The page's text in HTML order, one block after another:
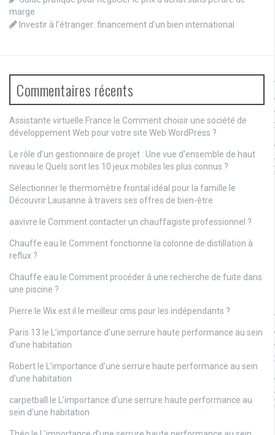
marge
Investir à l’étranger: financement d’un bien international
Commentaires récents
Assistante virtuelle France le Comment choisir une société de
développement Web pour votre site Web WordPress ?
Le rôle d'un gestionnaire de projet : Une vue d'ensemble de haut
niveau le Quels sont les 10 jeux mobiles les plus connus ?
Sélectionner le thermomètre frontal idéal pour la famille le
Découvrir Lausanne à travers ses offres de bien-être
aavivre le Comment contacter un chauffagiste professionnel ?
Chauffe eau le Comment fonctionne la colonne de distillation à
reflux ?
Chauffe eau le Comment procéder à une recherche de fuite dans
une piscine ?
Pierre le Wix est il le meilleur cms pour les indépendants ?
Paris 13 le
L’importance d’une serrure haute performance au sein
d’une habitation
Robert le
L’importance d’une serrure haute performance au sein
d’une habitation
carpetball le
L’importance d’une serrure haute performance au
sein d’une habitation